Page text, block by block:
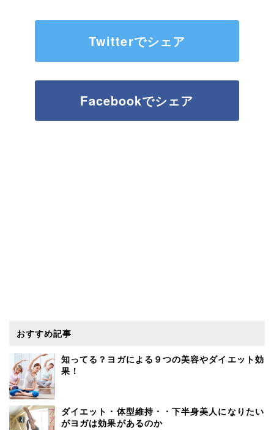
Twitterでシェア
Facebookでシェア
おすすめ記事
知ってる？ヨガによる９つの美容やダイエット効
果！
ダイエット・体型維持・・下半身美人になりたい
がヨガは効果があるのか